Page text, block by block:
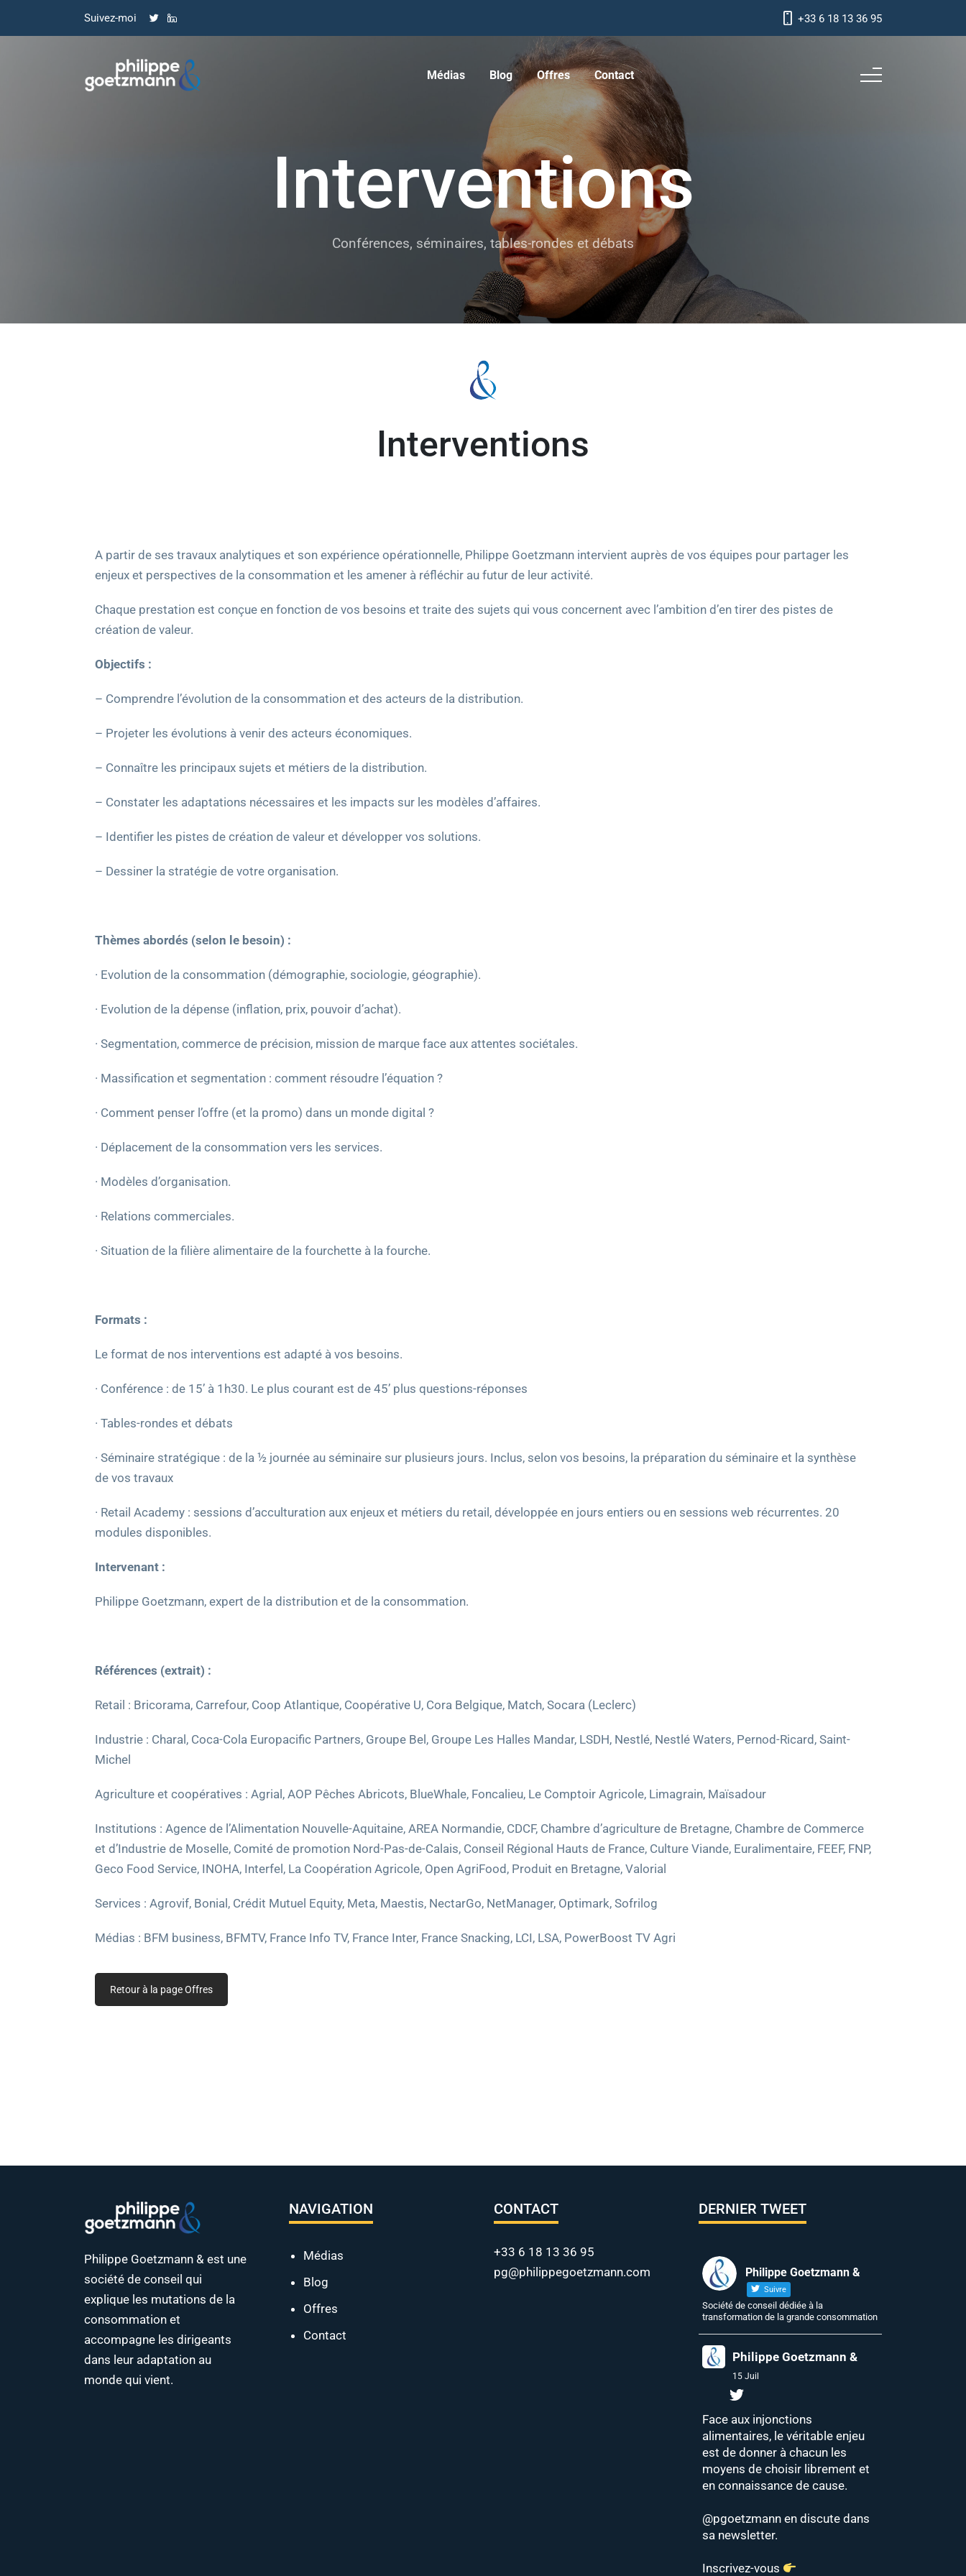
Suivez-moi +33 6 18 13 36 95
Médias Blog Offres Contact
Interventions
Conférences, séminaires, tables-rondes et débats
Interventions
A partir de ses travaux analytiques et son expérience opérationnelle, Philippe Goetzmann intervient auprès de vos équipes pour partager les
enjeux et perspectives de la consommation et les amener à réfléchir au futur de leur activité.
Chaque prestation est conçue en fonction de vos besoins et traite des sujets qui vous concernent avec l’ambition d’en tirer des pistes de
création de valeur.
Objectifs :
– Comprendre l’évolution de la consommation et des acteurs de la distribution.
– Projeter les évolutions à venir des acteurs économiques.
– Connaître les principaux sujets et métiers de la distribution.
– Constater les adaptations nécessaires et les impacts sur les modèles d’affaires.
– Identifier les pistes de création de valeur et développer vos solutions.
– Dessiner la stratégie de votre organisation.
Thèmes abordés (selon le besoin) :
· Evolution de la consommation (démographie, sociologie, géographie).
· Evolution de la dépense (inflation, prix, pouvoir d’achat).
· Segmentation, commerce de précision, mission de marque face aux attentes sociétales.
· Massification et segmentation : comment résoudre l’équation ?
· Comment penser l’offre (et la promo) dans un monde digital ?
· Déplacement de la consommation vers les services.
· Modèles d’organisation.
· Relations commerciales.
· Situation de la filière alimentaire de la fourchette à la fourche.
Formats :
Le format de nos interventions est adapté à vos besoins.
· Conférence : de 15’ à 1h30. Le plus courant est de 45’ plus questions-réponses
· Tables-rondes et débats
· Séminaire stratégique : de la ½ journée au séminaire sur plusieurs jours. Inclus, selon vos besoins, la préparation du séminaire et la synthèse
de vos travaux
· Retail Academy : sessions d’acculturation aux enjeux et métiers du retail, développée en jours entiers ou en sessions web récurrentes. 20
modules disponibles.
Intervenant :
Philippe Goetzmann, expert de la distribution et de la consommation.
Références (extrait) :
Retail : Bricorama, Carrefour, Coop Atlantique, Coopérative U, Cora Belgique, Match, Socara (Leclerc)
Industrie : Charal, Coca-Cola Europacific Partners, Groupe Bel, Groupe Les Halles Mandar, LSDH, Nestlé, Nestlé Waters, Pernod-Ricard, Saint-
Michel
Agriculture et coopératives : Agrial, AOP Pêches Abricots, BlueWhale, Foncalieu, Le Comptoir Agricole, Limagrain, Maïsadour
Institutions : Agence de l’Alimentation Nouvelle-Aquitaine, AREA Normandie, CDCF, Chambre d’agriculture de Bretagne, Chambre de Commerce
et d’Industrie de Moselle, Comité de promotion Nord-Pas-de-Calais, Conseil Régional Hauts de France, Culture Viande, Euralimentaire, FEEF, FNP,
Geco Food Service, INOHA, Interfel, La Coopération Agricole, Open AgriFood, Produit en Bretagne, Valorial
Services : Agrovif, Bonial, Crédit Mutuel Equity, Meta, Maestis, NectarGo, NetManager, Optimark, Sofrilog
Médias : BFM business, BFMTV, France Info TV, France Inter, France Snacking, LCI, LSA, PowerBoost TV Agri
Retour à la page Offres
Philippe Goetzmann & est une
société de conseil qui
explique les mutations de la
consommation et
accompagne les dirigeants
dans leur adaptation au
monde qui vient.
NAVIGATION
Médias
Blog
Offres
Contact
CONTACT
+33 6 18 13 36 95
pg@philippegoetzmann.com
DERNIER TWEET
Philippe Goetzmann &
Suivre
Société de conseil dédiée à la
transformation de la grande consommation
Philippe Goetzmann &
15 Juil
Face aux injonctions
alimentaires, le véritable enjeu
est de donner à chacun les
moyens de choisir librement et
en connaissance de cause.
@pgoetzmann en discute dans
sa newsletter.
Inscrivez-vous